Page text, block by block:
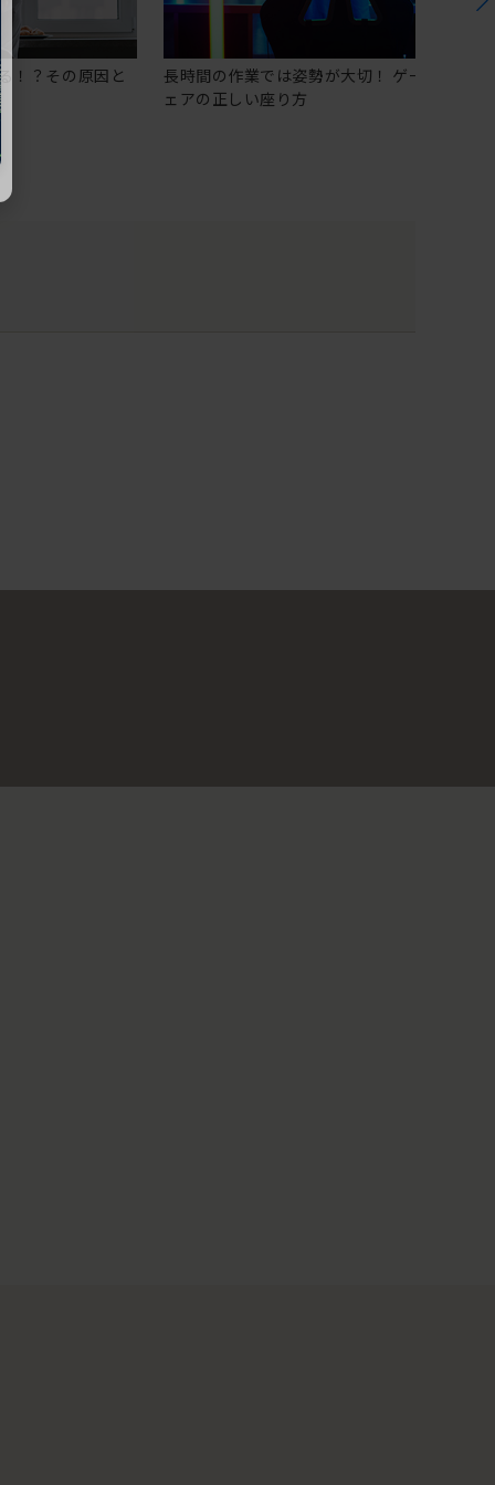
！？その原因と
長時間の作業では姿勢が大切！ ゲーミングチ
ェアの正しい座り方